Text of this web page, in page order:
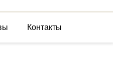
Контакты